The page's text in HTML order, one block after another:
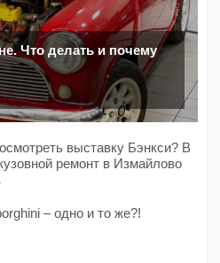
Что делать и почему
выставку Бэнкси? В
ремонт в Измайлово
– одно и то же?!